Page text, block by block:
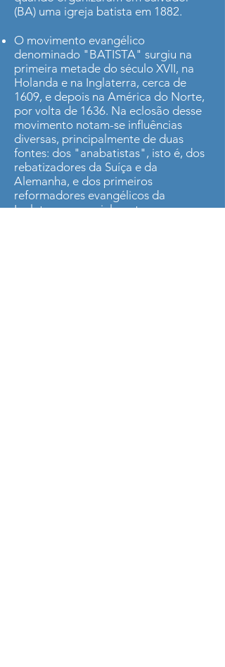
(BA) uma igreja batista em 1882.
O movimento evangélico
denominado "BATISTA" surgiu na
primeira metade do século XVII, na
Holanda e na Inglaterra, cerca de
1609, e depois na América do Norte,
por volta de 1636. Na eclosão desse
movimento notam-se influências
diversas, principalmente de duas
fontes: dos "anabatistas", isto é, dos
rebatizadores da Suíça e da
Alemanha, e dos primeiros
reformadores evangélicos da
Inglaterra, especialmente os